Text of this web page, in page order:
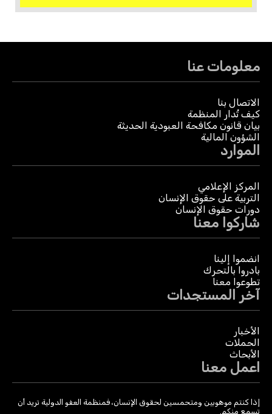
معلومات عنا
الاتصال بنا
كيف تُدار المنظمة
بيان قانون مكافحة العبودية الحديثة
الشؤون المالية
الموارد
المركز الإعلامي
التربية على حقوق الإنسان
دورات حقوق الإنسان
شاركوا معنا
انضموا إلينا
بادروا بالتحرك
تطوعوا معنا
آخر المستجدات
الأخبار
الحملات
الأبحاث
اعمل معنا
إذا كنتم موهوبين ومتحمسين لحقوق الإنسان، فمنظمة العفو الدولية تريد أن
تسمع منكم.